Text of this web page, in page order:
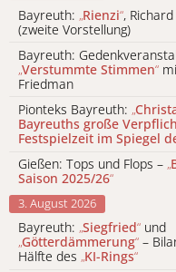
Bayreuth: „Rienzi“,
(zweite Vorstellung)
Bayreuth:
„Verstummte Stimmen“
Friedman
Pionteks Bayreuth: „
Bayreuths große
Festspielzeit im Spiegel
Gießen: Tops und Flops – „
Saison 2025/26“
3. August 2026
Bayreuth: „Siegfried“ und
„Götterdämmerung“ –
Hälfte des „KI-Rings“